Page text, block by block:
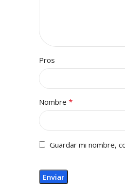
Pros
Nombre *
Guardar mi nombre,